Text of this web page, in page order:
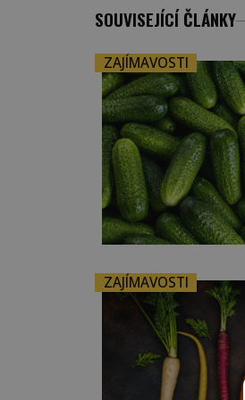
SOUVISEJÍCÍ ČLÁNKY
ZAJÍMAVOSTI
ZAJÍMAVOSTI